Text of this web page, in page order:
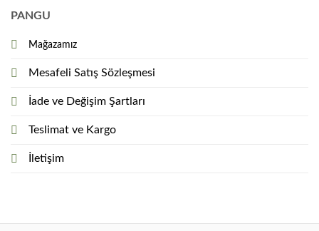
PANGU
Mağazamız
Mesafeli Satış Sözleşmesi
İade ve Değişim Şartları
Teslimat ve Kargo
İletişim